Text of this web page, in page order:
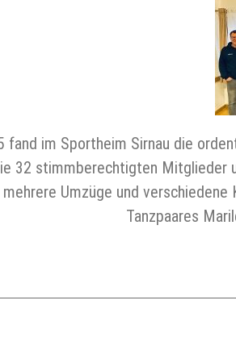
fand im Sportheim Sirnau die
32 stimmberechtigten Mitglieder
Umzüge und
Tanzpaares